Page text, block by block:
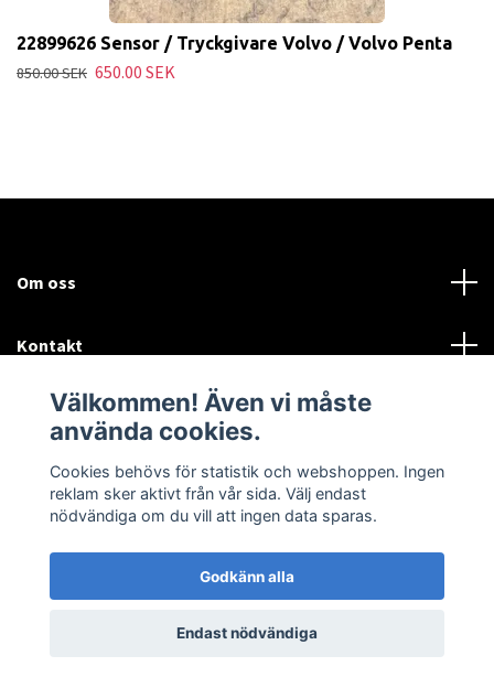
22899626 Sensor / Tryckgivare Volvo / Volvo Penta
850.00 SEK 650.00 SEK
Om oss
Kontakt
Mer information:
Sociala medier
© 2026 Airtune Marin och Industriturbo
Välkommen! Även vi måste
använda cookies.
Cookies behövs för statistik och webshoppen. Ingen
reklam sker aktivt från vår sida. Välj endast
nödvändiga om du vill att ingen data sparas.
Godkänn alla
Endast nödvändiga